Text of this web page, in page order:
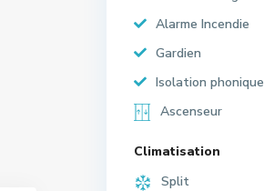
Alarme Incendie
Gardien
Isolation phonique
Ascenseur
Climatisation
Split